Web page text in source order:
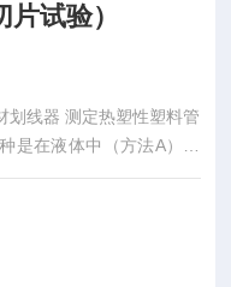
试验）
划线器 测定热塑性塑料管
是在液体中（方法A），